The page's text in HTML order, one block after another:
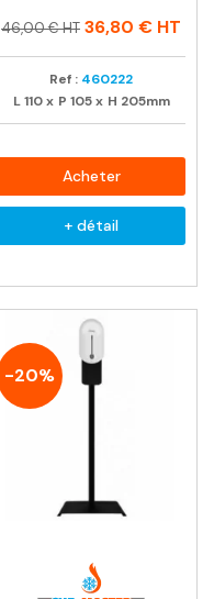
Prix
Prix
46,00 € HT 36,80 € HT
Ref : 460222
L 110 x P 105 x H 205mm
Acheter
+ détail
-20%